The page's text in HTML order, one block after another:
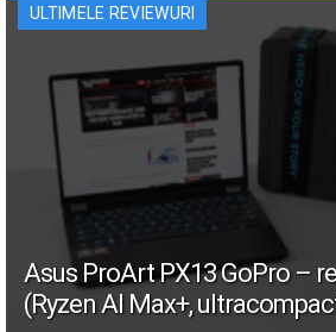
ULTIMELE REVIEWURI
Asus ProArt PX13 GoPro –
(Ryzen AI Max+,